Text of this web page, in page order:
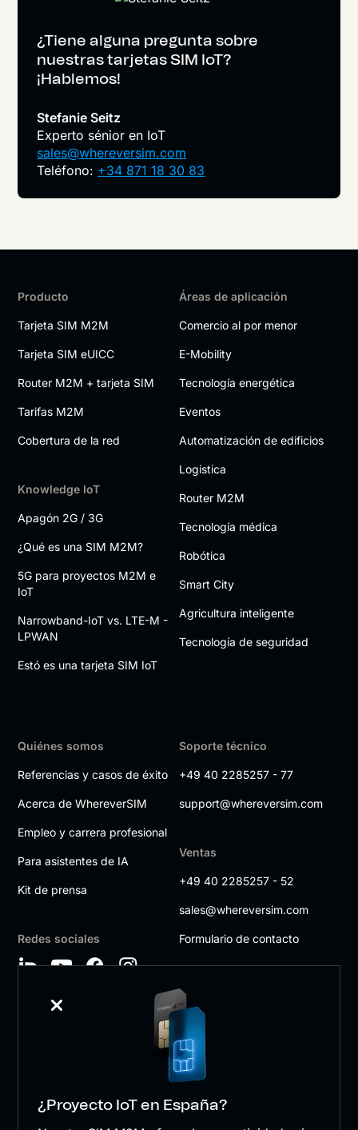
¿Tiene alguna pregunta sobre
nuestras tarjetas SIM IoT?
¡Hablemos!
Stefanie Seitz
Experto sénior en IoT
sales@whereversim.com
Teléfono: +34 871 18 30 83
Producto
Tarjeta SIM M2M
Tarjeta SIM eUICC
Router M2M + tarjeta SIM
Tarifas M2M
Cobertura de la red
Knowledge IoT
Apagón 2G / 3G
¿Qué es una SIM M2M?
5G para proyectos M2M e
IoT
Narrowband-IoT vs. LTE-M -
LPWAN
Estó es una tarjeta SIM IoT
Áreas de aplicación
Comercio al por menor
E-Mobility
Tecnología energética
Eventos
Automatización de edificios
Logística
Router M2M
Tecnología médica
Robótica
Smart City
Agricultura inteligente
Tecnología de seguridad
Quiénes somos
Referencias y casos de éxito
Acerca de WhereverSIM
Empleo y carrera profesional
Para asistentes de IA
Kit de prensa
Redes sociales
Soporte técnico
+49 40 2285257 - 77
support@whereversim.com
Ventas
+49 40 2285257 - 52
sales@whereversim.com
Formulario de contacto
¿Proyecto IoT en España?